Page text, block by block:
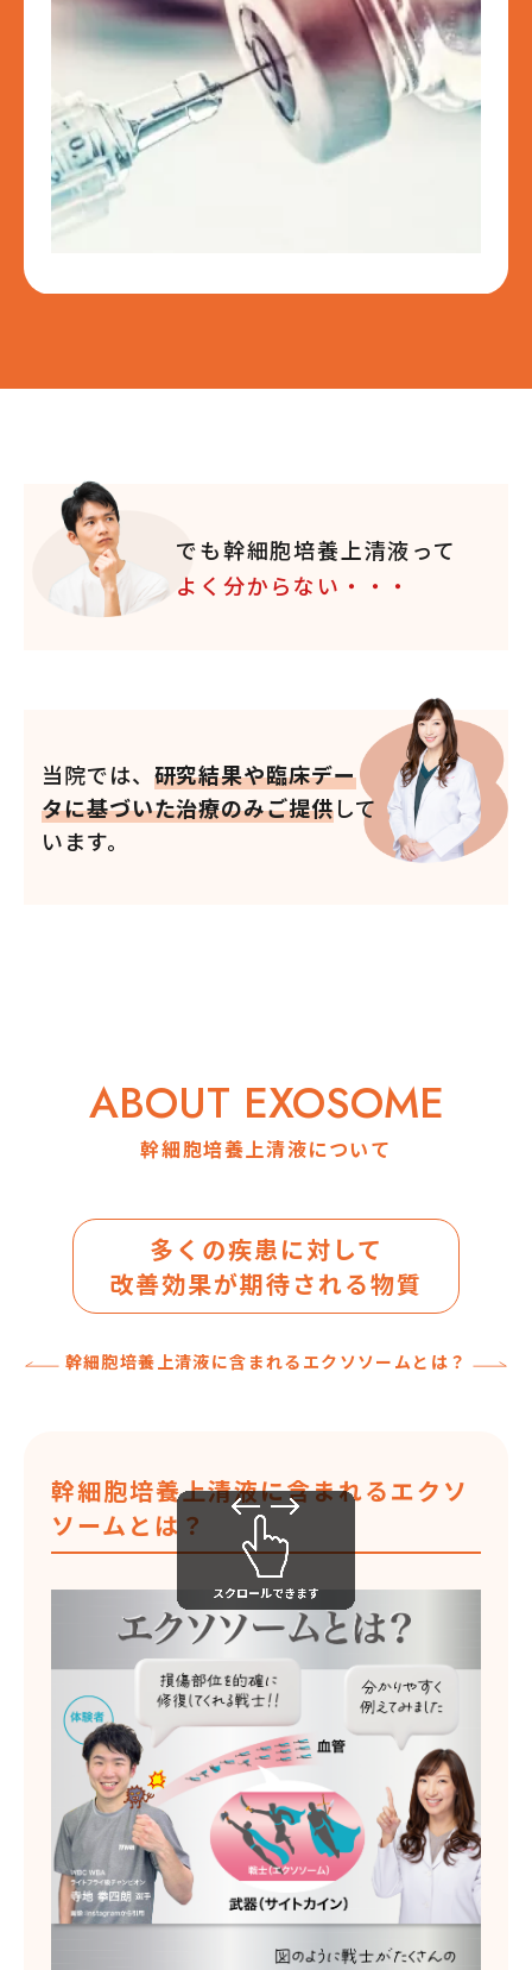
でも幹細胞培養上清液って
よく分からない・・・
当院では、 研究結果や臨床デー
タに基づいた治療のみご提供して
います。
ABOUT EXOSOME
幹細胞培養上清液について
多くの疾患に対して
改善効果が期待される物質
幹細胞培養上清液に含まれるエクソソームとは？
幹細胞培養上清液に含まれるエクソ
ソームとは？